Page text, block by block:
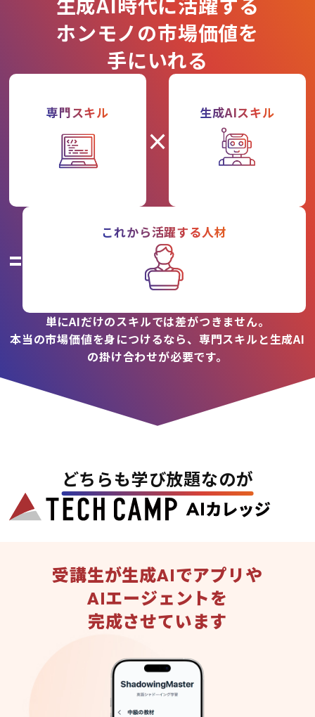
ホンモノの市場価値を
手にいれる
専門スキル
×
生成AIスキル
=
これから活躍する人材
単にAIだけのスキルでは差がつきません。
本当の市場価値を身につけるなら、専門スキルと生成AI
の掛け合わせが必要です。
どちらも学び放題なのが
受講生が生成AIでアプリや
AIエージェントを
完成させています